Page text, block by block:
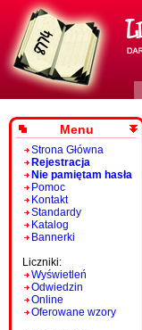
Menu
Strona Główna
Rejestracja
Nie pamiętam hasła
Pomoc
Kontakt
Standardy
Katalog
Bannerki
Liczniki:
Wyświetleń
Odwiedzin
Online
Oferowane wzory